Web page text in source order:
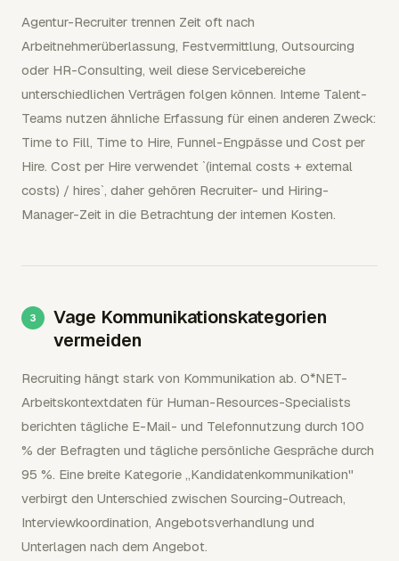
Agentur-Recruiter trennen Zeit oft nach
Arbeitnehmerüberlassung, Festvermittlung, Outsourcing
oder HR-Consulting, weil diese Servicebereiche
unterschiedlichen Verträgen folgen können. Interne Talent-
Teams nutzen ähnliche Erfassung für einen anderen Zweck:
Time to Fill, Time to Hire, Funnel-Engpässe und Cost per
Hire. Cost per Hire verwendet `(internal costs + external
costs) / hires`, daher gehören Recruiter- und Hiring-
Manager-Zeit in die Betrachtung der internen Kosten.
Vage Kommunikationskategorien
vermeiden
Recruiting hängt stark von Kommunikation ab. O*NET-
Arbeitskontextdaten für Human-Resources-Specialists
berichten tägliche E-Mail- und Telefonnutzung durch 100
% der Befragten und tägliche persönliche Gespräche durch
95 %. Eine breite Kategorie „Kandidatenkommunikation"
verbirgt den Unterschied zwischen Sourcing-Outreach,
Interviewkoordination, Angebotsverhandlung und
Unterlagen nach dem Angebot.